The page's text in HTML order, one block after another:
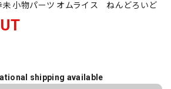
未 小物パーツ オムライス ねんどろいど
shipping available